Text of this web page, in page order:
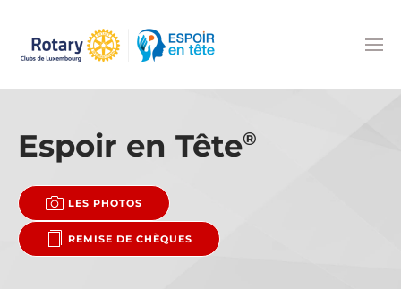
Accéder au contenu principal
Espoir en Tête®
LES PHOTOS
REMISE DE CHÈQUES